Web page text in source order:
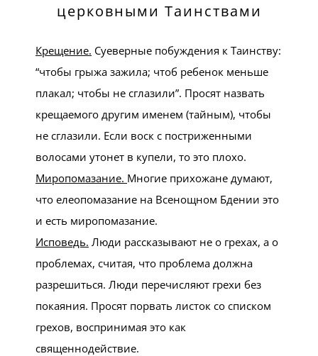
церковными Таинствами
Крещение. Суеверные побуждения к Таинству:
“чтобы грыжа зажила; чтоб ребенок меньше
плакал; чтобы не сглазили”. Просят назвать
крещаемого другим именем (тайным), чтобы
не сглазили. Если воск с постриженными
волосами утонет в купели, то это плохо.
Миропомазание. Многие прихожане думают,
что елеопомазание на Всенощном Бдении это
и есть миропомазание.
Исповедь. Люди рассказывают не о грехах, а о
проблемах, считая, что проблема должна
разрешиться. Люди перечисляют грехи без
покаяния. Просят порвать листок со списком
грехов, воспринимая это как
священнодействие.